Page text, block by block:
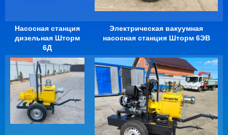
Насосная станция
дизельная Шторм
6Д
Электрическая вакуумная
насосная станция Шторм 6ЭВ